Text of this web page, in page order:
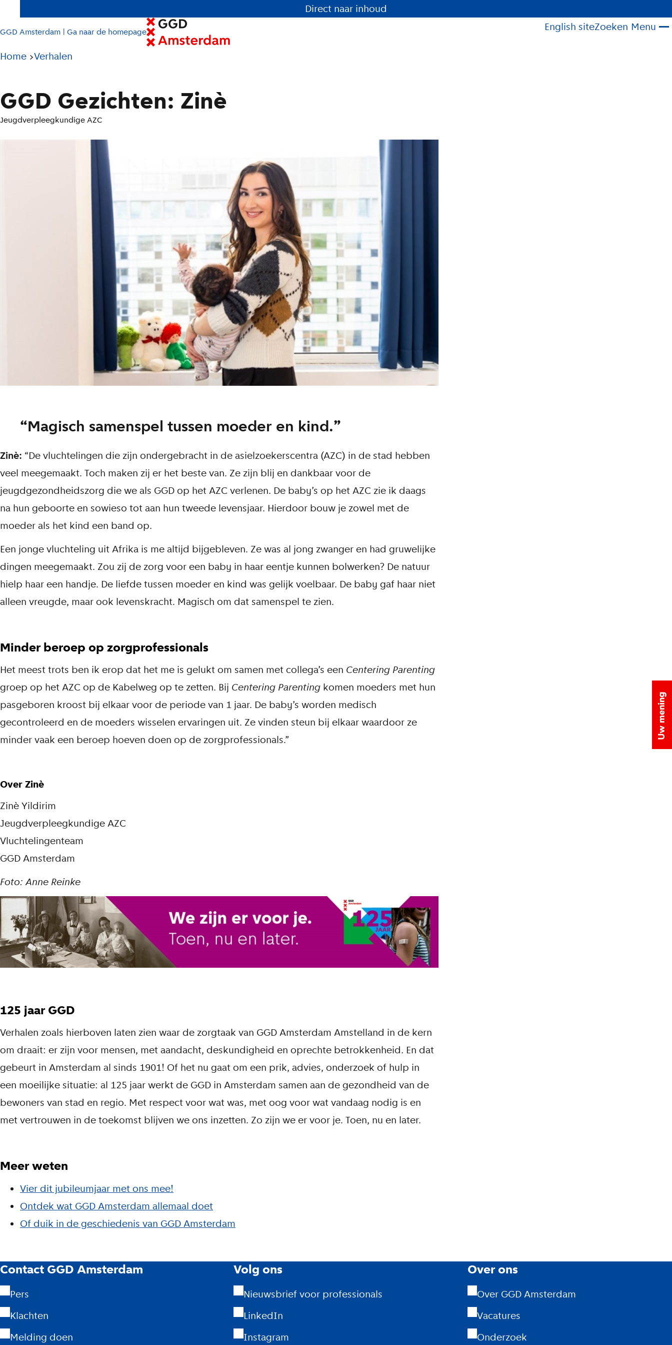
Direct naar inhoud
GGD Amsterdam | Ga naar de homepage English siteZoeken Menu
Pad
huidige
pagina
Home Verhalen
GGD Gezichten: Zinè
Jeugdverpleegkundige AZC
Magisch samenspel tussen moeder en kind.
Zinè: “De vluchtelingen die zijn ondergebracht in de asielzoekerscentra (AZC) in de stad hebben
veel meegemaakt. Toch maken zij er het beste van. Ze zijn blij en dankbaar voor de
jeugdgezondheidszorg die we als GGD op het AZC verlenen. De baby’s op het AZC zie ik daags
na hun geboorte en sowieso tot aan hun tweede levensjaar. Hierdoor bouw je zowel met de
moeder als het kind een band op.
Een jonge vluchteling uit Afrika is me altijd bijgebleven. Ze was al jong zwanger en had gruwelijke
dingen meegemaakt. Zou zij de zorg voor een baby in haar eentje kunnen bolwerken? De natuur
hielp haar een handje. De liefde tussen moeder en kind was gelijk voelbaar. De baby gaf haar niet
alleen vreugde, maar ook levenskracht. Magisch om dat samenspel te zien.
Minder beroep op zorgprofessionals
Het meest trots ben ik erop dat het me is gelukt om samen met collega’s een Centering Parenting
groep op het AZC op de Kabelweg op te zetten. Bij Centering Parenting komen moeders met hun
pasgeboren kroost bij elkaar voor de periode van 1 jaar. De baby’s worden medisch
gecontroleerd en de moeders wisselen ervaringen uit. Ze vinden steun bij elkaar waardoor ze
minder vaak een beroep hoeven doen op de zorgprofessionals.”
Over Zinè
Zinè Yildirim
Jeugdverpleegkundige AZC
Vluchtelingenteam
GGD Amsterdam
Foto: Anne Reinke
125 jaar GGD
Verhalen zoals hierboven laten zien waar de zorgtaak van GGD Amsterdam Amstelland in de kern
om draait: er zijn voor mensen, met aandacht, deskundigheid en oprechte betrokkenheid. En dat
gebeurt in Amsterdam al sinds 1901! Of het nu gaat om een prik, advies, onderzoek of hulp in
een moeilijke situatie: al 125 jaar werkt de GGD in Amsterdam samen aan de gezondheid van de
bewoners van stad en regio. Met respect voor wat was, met oog voor wat vandaag nodig is en
met vertrouwen in de toekomst blijven we ons inzetten. Zo zijn we er voor je. Toen, nu en later.
Meer weten
Vier dit jubileumjaar met ons mee!
Ontdek wat GGD Amsterdam allemaal doet
Of duik in de geschiedenis van GGD Amsterdam
G
G
D
Contact GGD Amsterdam
Pers
Klachten
Melding doen
Volg ons
Nieuwsbrief voor professionals
LinkedIn
Instagram
Over ons
Over GGD Amsterdam
Vacatures
Onderzoek